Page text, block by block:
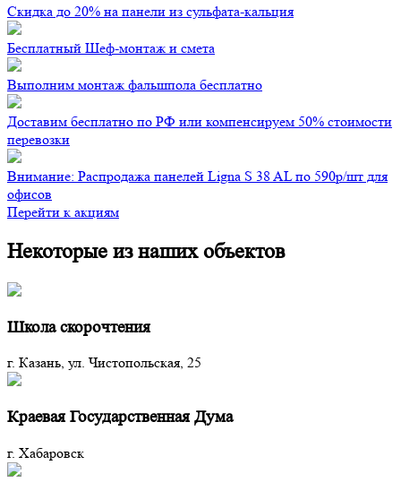
Скидка до 20% на панели из сульфата-кальция
Бесплатный Шеф-монтаж и смета
Выполним монтаж фальшпола бесплатно
Доставим бесплатно по РФ или компенсируем 50% стоимости
перевозки
Внимание: Распродажа панелей Ligna S 38 AL по 590р/шт для
офисов
Перейти к акциям
Некоторые из наших объектов
Школа скорочтения
г. Казань, ул. Чистопольская, 25
Краевая Государственная Дума
г. Хабаровск